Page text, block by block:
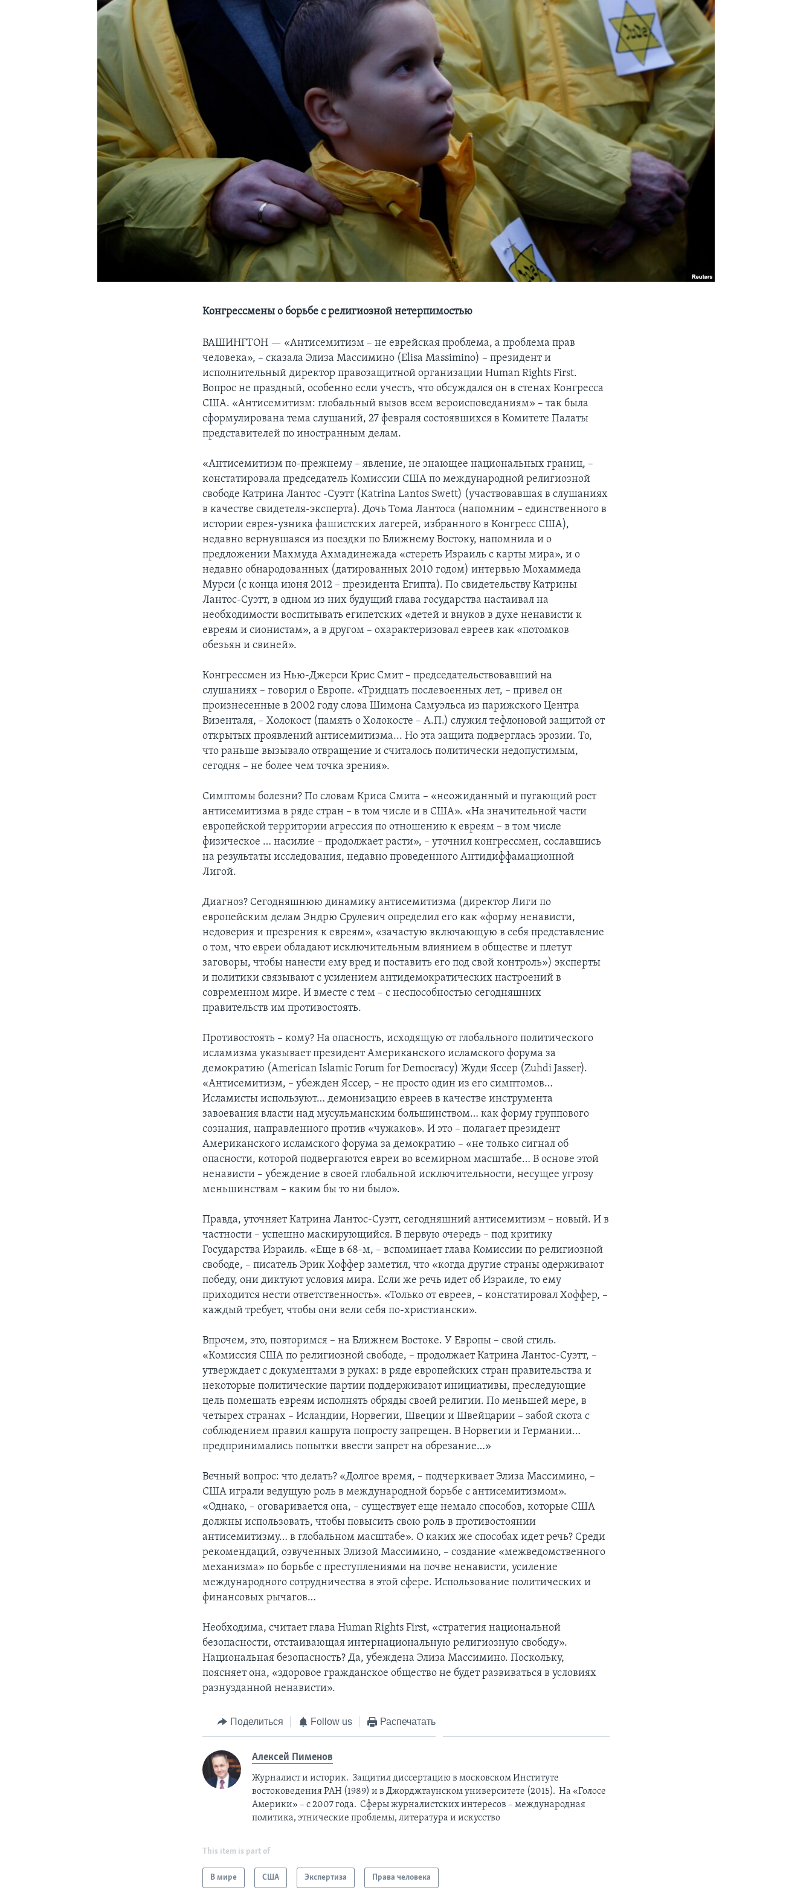
Конгрессмены о борьбе с религиозной нетерпимостью
ВАШИНГТОН — «Антисемитизм – не еврейская проблема, а проблема прав
человека», – сказала Элиза Массимино (Elisa Massimino) – президент и
исполнительный директор правозащитной организации Human Rights First.
Вопрос не праздный, особенно если учесть, что обсуждался он в стенах Конгресса
США. «Антисемитизм: глобальный вызов всем вероисповеданиям» – так была
сформулирована тема слушаний, 27 февраля состоявшихся в Комитете Палаты
представителей по иностранным делам.
«Антисемитизм по-прежнему – явление, не знающее национальных границ, –
констатировала председатель Комиссии США по международной религиозной
свободе Катрина Лантос -Суэтт (Katrina Lantos Swett) (участвовавшая в слушаниях
в качестве свидетеля-эксперта). Дочь Тома Лантоса (напомним – единственного в
истории еврея-узника фашистских лагерей, избранного в Конгресс США),
недавно вернувшаяся из поездки по Ближнему Востоку, напомнила и о
предложении Махмуда Ахмадинежада «стереть Израиль с карты мира», и о
недавно обнародованных (датированных 2010 годом) интервью Мохаммеда
Мурси (с конца июня 2012 – президента Египта). По свидетельству Катрины
Лантос-Суэтт, в одном из них будущий глава государства настаивал на
необходимости воспитывать египетских «детей и внуков в духе ненависти к
евреям и сионистам», а в другом – охарактеризовал евреев как «потомков
обезьян и свиней».
Конгрессмен из Нью-Джерси Крис Смит – председательствовавший на
слушаниях – говорил о Европе. «Тридцать послевоенных лет, – привел он
произнесенные в 2002 году слова Шимона Самуэльса из парижского Центра
Визенталя, – Холокост (память о Холокосте – А.П.) служил тефлоновой защитой от
открытых проявлений антисемитизма... Но эта защита подверглась эрозии. То,
что раньше вызывало отвращение и считалось политически недопустимым,
сегодня – не более чем точка зрения».
Симптомы болезни? По словам Криса Смита – «неожиданный и пугающий рост
антисемитизма в ряде стран – в том числе и в США». «На значительной части
европейской территории агрессия по отношению к евреям – в том числе
физическое … насилие – продолжает расти», – уточнил конгрессмен, сославшись
на результаты исследования, недавно проведенного Антидиффамационной
Лигой.
Диагноз? Сегодняшнюю динамику антисемитизма (директор Лиги по
европейским делам Эндрю Срулевич определил его как «форму ненависти,
недоверия и презрения к евреям», «зачастую включающую в себя представление
о том, что евреи обладают исключительным влиянием в обществе и плетут
заговоры, чтобы нанести ему вред и поставить его под свой контроль») эксперты
и политики связывают с усилением антидемократических настроений в
современном мире. И вместе с тем – с неспособностью сегодняшних
правительств им противостоять.
Противостоять – кому? На опасность, исходящую от глобального политического
исламизма указывает президент Американского исламского форума за
демократию (American Islamic Forum for Democracy) Жуди Яссер (Zuhdi Jasser).
«Антисемитизм, – убежден Яссер, – не просто один из его симптомов…
Исламисты используют… демонизацию евреев в качестве инструмента
завоевания власти над мусульманским большинством… как форму группового
сознания, направленного против «чужаков». И это – полагает президент
Американского исламского форума за демократию – «не только сигнал об
опасности, которой подвергаются евреи во всемирном масштабе… В основе этой
ненависти – убеждение в своей глобальной исключительности, несущее угрозу
меньшинствам – каким бы то ни было».
Правда, уточняет Катрина Лантос-Суэтт, сегодняшний антисемитизм – новый. И в
частности – успешно маскирующийся. В первую очередь – под критику
Государства Израиль. «Еще в 68-м, – вспоминает глава Комиссии по религиозной
свободе, – писатель Эрик Хоффер заметил, что «когда другие страны одерживают
победу, они диктуют условия мира. Если же речь идет об Израиле, то ему
приходится нести ответственность». «Только от евреев, – констатировал Хоффер, –
каждый требует, чтобы они вели себя по-христиански».
Впрочем, это, повторимся – на Ближнем Востоке. У Европы – свой стиль.
«Комиссия США по религиозной свободе, – продолжает Катрина Лантос-Суэтт, –
утверждает с документами в руках: в ряде европейских стран правительства и
некоторые политические партии поддерживают инициативы, преследующие
цель помешать евреям исполнять обряды своей религии. По меньшей мере, в
четырех странах – Исландии, Норвегии, Швеции и Швейцарии – забой скота с
соблюдением правил кашрута попросту запрещен. В Норвегии и Германии…
предпринимались попытки ввести запрет на обрезание…»
Вечный вопрос: что делать? «Долгое время, – подчеркивает Элиза Массимино, –
США играли ведущую роль в международной борьбе с антисемитизмом».
«Однако, – оговаривается она, – существует еще немало способов, которые США
должны использовать, чтобы повысить свою роль в противостоянии
антисемитизму… в глобальном масштабе». О каких же способах идет речь? Среди
рекомендаций, озвученных Элизой Массимино, – создание «межведомственного
механизма» по борьбе с преступлениями на почве ненависти, усиление
международного сотрудничества в этой сфере. Использование политических и
финансовых рычагов…
Необходима, считает глава Human Rights First, «стратегия национальной
безопасности, отстаивающая интернациональную религиозную свободу».
Национальная безопасность? Да, убеждена Элиза Массимино. Поскольку,
поясняет она, «здоровое гражданское общество не будет развиваться в условиях
разнузданной ненависти».
Поделиться Follow us Распечатать
Алексей Пименов
Журналист и историк. Защитил диссертацию в московском Институте
востоковедения РАН (1989) и в Джорджтаунском университете (2015). На «Голосе
Америки» – с 2007 года. Сферы журналистских интересов – международная
политика, этнические проблемы, литература и искусство
This item is part of
В мире США Экспертиза Права человека